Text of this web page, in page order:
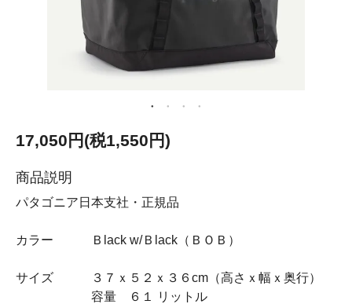
17,050円(税1,550円)
商品説明
パタゴニア日本支社・正規品
カラー Ｂlack w/Ｂlack（ＢＯＢ）
サイズ ３７ｘ５２ｘ３６cm（高さｘ幅ｘ奥行）
容量 ６１ リットル